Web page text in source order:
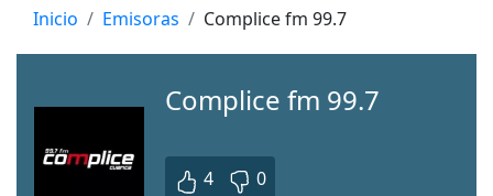
Inicio Emisoras Complice fm 99.7
Complice fm 99.7
4 0